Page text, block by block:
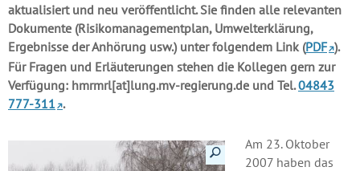
aktualisiert und neu veröffentlicht. Sie finden alle relevanten
Dokumente (Risikomanagementplan, Umwelterklärung,
Ergebnisse der Anhörung usw.) unter folgendem Link (PDF ).
Für Fragen und Erläuterungen stehen die Kollegen gern zur
Verfügung: hmrmrl[at]lung.mv-regierung.de und Tel.04843
777-311 .
Details anzeigenAm 23. Oktober
2007 haben das